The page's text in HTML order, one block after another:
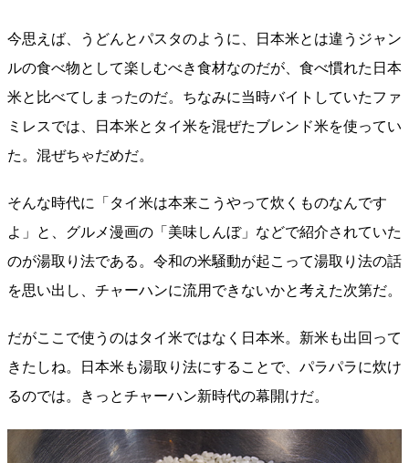
今思えば、うどんとパスタのように、日本米とは違うジャン
ルの食べ物として楽しむべき食材なのだが、食べ慣れた日本
米と比べてしまったのだ。ちなみに当時バイトしていたファ
ミレスでは、日本米とタイ米を混ぜたブレンド米を使ってい
た。混ぜちゃだめだ。
そんな時代に「タイ米は本来こうやって炊くものなんです
よ」と、グルメ漫画の「美味しんぼ」などで紹介されていた
のが湯取り法である。令和の米騒動が起こって湯取り法の話
を思い出し、チャーハンに流用できないかと考えた次第だ。
だがここで使うのはタイ米ではなく日本米。新米も出回って
きたしね。日本米も湯取り法にすることで、パラパラに炊け
るのでは。きっとチャーハン新時代の幕開けだ。